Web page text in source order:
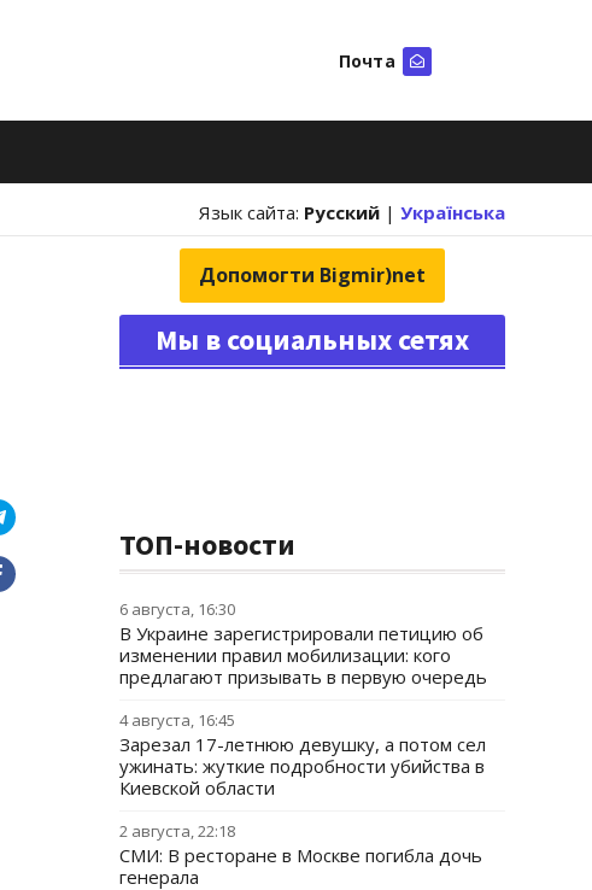
Почта
Язык сайта: Русский | Українська
Допомогти Bigmir)net
Мы в социальных сетях
ТОП-новости
6 августа, 16:30
В Украине зарегистрировали петицию об
изменении правил мобилизации: кого
предлагают призывать в первую очередь
4 августа, 16:45
Зарезал 17-летнюю девушку, а потом сел
ужинать: жуткие подробности убийства в
Киевской области
2 августа, 22:18
СМИ: В ресторане в Москве погибла дочь
генерала